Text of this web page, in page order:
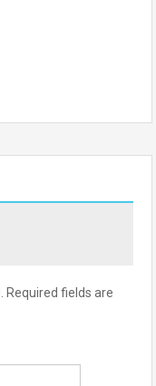
Required fields are